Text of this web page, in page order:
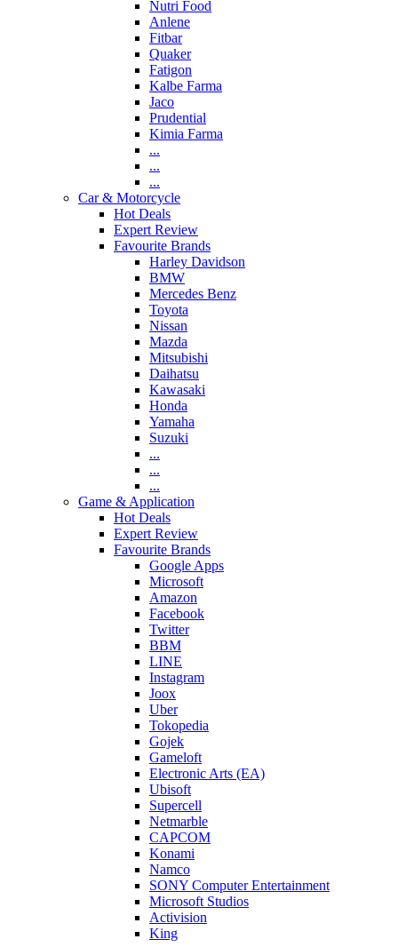
Nutri Food
Anlene
Fitbar
Quaker
Fatigon
Kalbe Farma
Jaco
Prudential
Kimia Farma
...
...
...
Car & Motorcycle
Hot Deals
Expert Review
Favourite Brands
Harley Davidson
BMW
Mercedes Benz
Toyota
Nissan
Mazda
Mitsubishi
Daihatsu
Kawasaki
Honda
Yamaha
Suzuki
...
...
...
Game & Application
Hot Deals
Expert Review
Favourite Brands
Google Apps
Microsoft
Amazon
Facebook
Twitter
BBM
LINE
Instagram
Joox
Uber
Tokopedia
Gojek
Gameloft
Electronic Arts (EA)
Ubisoft
Supercell
Netmarble
CAPCOM
Konami
Namco
SONY Computer Entertainment
Microsoft Studios
Activision
King